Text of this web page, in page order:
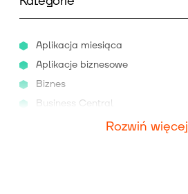
Aplikacja miesiąca
Aplikacje biznesowe
Biznes
Business Central
Rozwiń więcej